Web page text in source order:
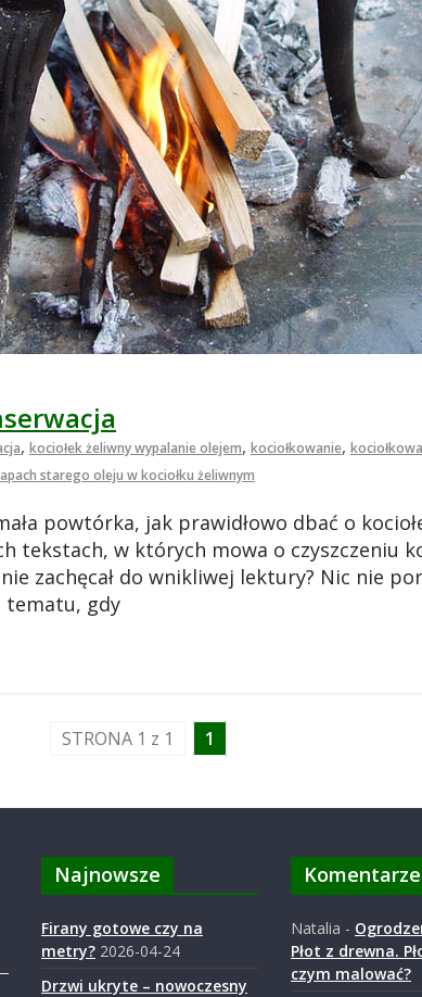
, kociołek żeliwny wypalanie olejem, kociołkowanie,
starego oleju w kociołku żeliwnym
powtórka, jak prawidłowo dbać o
w których mowa o czyszczeniu
zachęcał do wnikliwej lektury? Nic nie
tematu, gdy
STRONA 1 z 1 1
Najnowsze
Firany gotowe czy na
metry? 2026-04-24
Drzwi ukryte – nowoczesny
Komentarze
Natalia -
Płot z drewna.
czym malować?